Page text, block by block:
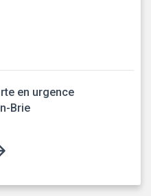
en urgence
Brie